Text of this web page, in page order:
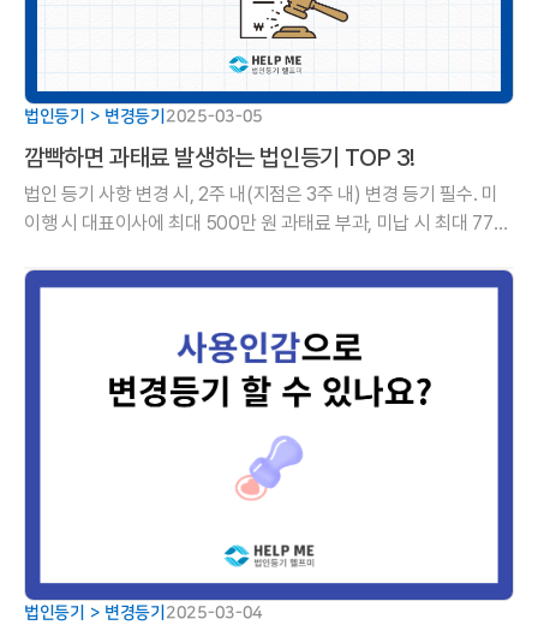
법인등기 > 변경등기 2025-03-05
깜빡하면 과태료 발생하는 법인등기 TOP 3!
법인 등기 사항 변경 시, 2주 내(지점은 3주 내) 변경 등기 필수. 미
이행 시 대표이사에 최대 500만 원 과태료 부과, 미납 시 최대 77%
법인등기 > 변경등기 2025-03-04